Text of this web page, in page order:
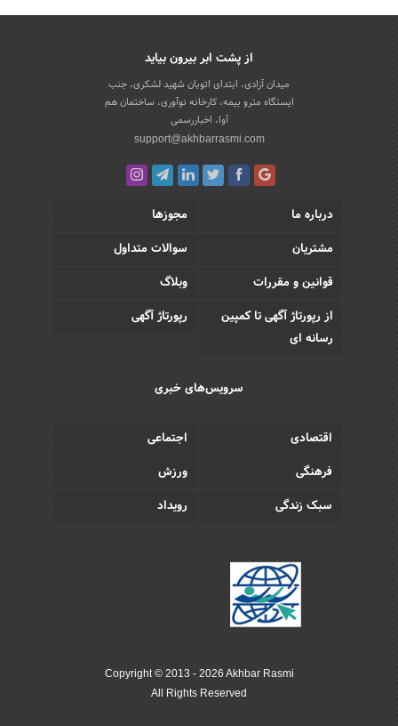
از پشت ابر بیرون بیاید
میدان آزادی، ابتدای اتوبان شهید لشکری، جنب
ایستگاه مترو بیمه، کارخانه نوآوری، ساختمان هم
آوا، اخباررسمی
support@akhbarrasmi.com
درباره ما
مجوزها
مشتریان
سوالات متداول
قوانین و مقررات
وبلاگ
از رپورتاژ آگهی تا کمپین
رسانه ای
رپورتاژ آگهی
سرویس‌های خبری
اقتصادی
اجتماعی
فرهنگی
ورزش
سبک زندگی
رویداد
Copyright © 2013 - 2026 Akhbar Rasmi
All Rights Reserved